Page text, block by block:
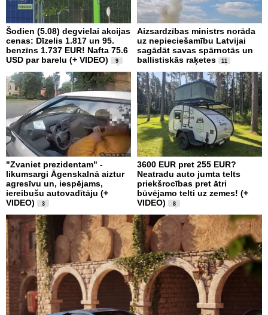
Šodien (5.08) degvielai akcijas
cenas: Dīzelis 1.817 un 95.
benzīns 1.737 EUR! Nafta 75.6
USD par barelu (+ VIDEO)
9
Aizsardzības ministrs norāda
uz nepieciešamību Latvijai
sagādāt savas spārnotās un
ballistiskās raķetes
11
"Zvaniet prezidentam" -
likumsargi Āgenskalnā aiztur
agresīvu un, iespējams,
iereibušu autovadītāju (+
VIDEO)
3
3600 EUR pret 255 EUR?
Neatradu auto jumta telts
priekšrocības pret ātri
būvējamo telti uz zemes! (+
VIDEO)
8